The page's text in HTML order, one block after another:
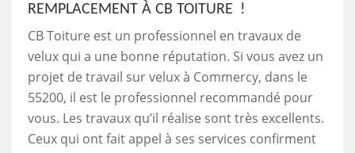
REMPLACEMENT À CB TOITURE !
CB Toiture est un professionnel en travaux de
velux qui a une bonne réputation. Si vous avez un
projet de travail sur velux à Commercy, dans le
55200, il est le professionnel recommandé pour
vous. Les travaux qu’il réalise sont très excellents.
Ceux qui ont fait appel à ses services confirment